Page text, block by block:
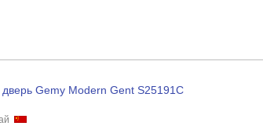
Gemy Modern Gent S25191C